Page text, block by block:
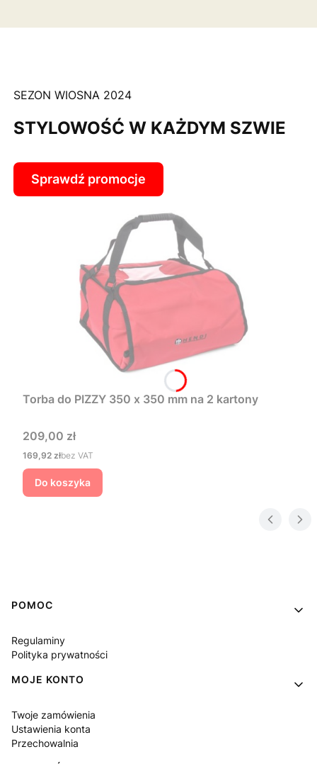
SEZON WIOSNA 2024
STYLOWOŚĆ W KAŻDYM SZWIE
Sprawdź promocje
Torba do PIZZY 350 x 350 mm na 2 kartony
Cena
209,00 zł
Cena
169,92 złbez VAT
Do koszyka
Linki w stopce
POMOC
Regulaminy
Polityka prywatności
MOJE KONTO
Twoje zamówienia
Ustawienia konta
Przechowalnia